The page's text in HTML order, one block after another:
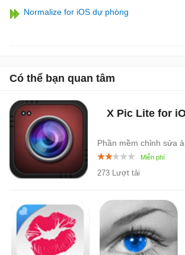
Normalize for iOS dự phòng
Có thể bạn quan tâm
X Pic Lite for
Phần mềm chỉnh sửa
273 Lượt tải